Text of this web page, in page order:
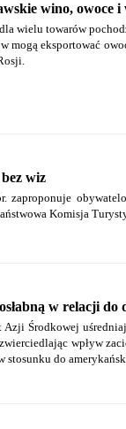
wino, owoce
wielu towarów
mogą eksportować
wiz
zaproponuje
Komisja
w relacji do
Środkowej
wpływ
stosunku do